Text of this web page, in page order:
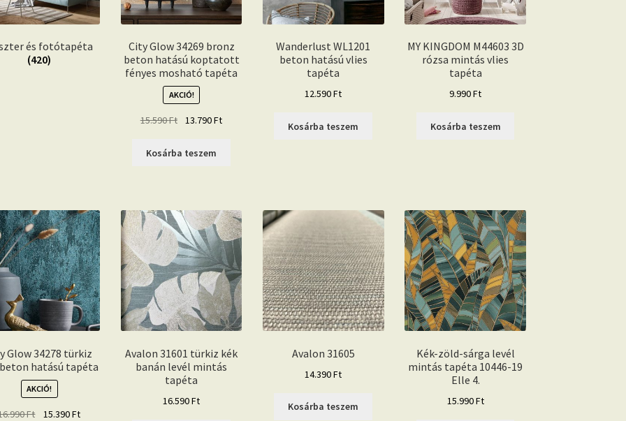
és fotótapéta
(420)
City Glow 34269 bronz
beton hatású koptatott
fényes mosható tapéta
AKCIÓ!
15.590Ft
Original
was:
13.790FtCurrent
Kosárba teszem
Wanderlust WL1201
beton hatású vlies
tapéta
12.590Ft
Kosárba teszem
MY KINGDOM M44603 3D
rózsa mintás vlies
tapéta
9.990Ft
Kosárba teszem
Glow 34278 türkiz
hatású tapéta
AKCIÓ!
Ft
Original
15.390FtCurrent
Avalon 31601 türkiz kék
banán levél mintás
tapéta
16.590Ft
Avalon 31605
14.390Ft
Kosárba teszem
Kék-zöld-sárga levél
mintás tapéta 10446-19
Elle 4.
15.990Ft